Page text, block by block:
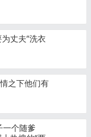
丈夫“洗衣
之下他们有
一个随爹